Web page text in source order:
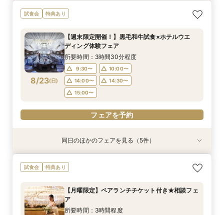
8/22(土)
【シェラトンでプロポーズやお顔合せしたお2人
へ】限定特典付♪
9:30〜 14:30〜
フェアを予約
8/22(土)
【和婚専用×世界ブランドホテルで叶う憧れ花
嫁】ホテル内神殿or伊勢山皇大神宮から選べる和
所要時間：3時間程度
フェアを予約
8/22(土)
【初見学にオススメ*ペアランチチケット付
き！】口コミ9年連続受賞◎おもてなしシェラト
スイーツ試食会
所要時間：3時間程度
フェアを予約
8/22(土)
【フォト専用】横浜スタジアムや横浜FCピッチ
等充実プラン相談
10:00〜
13:00〜
15:00〜
フェアを予約
8/22(土)
【少人数婚のお2人】スペシャリテ試食×感動の
ホテル挙式体験
9:30〜 14:30〜
フェアを予約
試食会 特典あり
8/23(日)
【週末限定開催！】黒毛和牛試食×ホテルウエ
ディング体験フェア
所要時間：3時間30分程度
9:30〜
10:00〜
14:00〜
14:30〜
15:00〜
フェアを予約
特典あり
8/23(日)
【シェラトンでプロポーズやお顔合せしたお2人
へ】限定特典付♪
特典あり
8/23(日)
【和婚専用×世界ブランドホテルで叶う憧れ花
嫁】ホテル内神殿or伊勢山皇大神宮から選べる和
所要時間：3時間程度
特典あり
8/23(日)
【初見学にオススメ*ペアランチチケット付
き！】口コミ9年連続受賞◎おもてなしシェラト
スイーツ試食会
所要時間：3時間程度
8/23(日)
【フォト専用】横浜スタジアムや横浜FCピッチ
等充実プラン相談
15:00〜
特典あり
8/23(日)
【少人数婚のお2人】スペシャリテ試食×感動の
ホテル挙式体験
同日のほかのフェアを見る（5件）
試食会 特典あり
【月曜限定】ペアランチチケット付き★相談フェ
ア
所要時間：3時間程度